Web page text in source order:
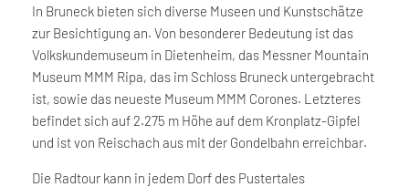
In Bruneck bieten sich diverse Museen und Kunstschätze
zur Besichtigung an. Von besonderer Bedeutung ist das
Volkskundemuseum in Dietenheim, das Messner Mountain
Museum MMM Ripa, das im Schloss Bruneck untergebracht
ist, sowie das neueste Museum MMM Corones. Letzteres
befindet sich auf 2.275 m Höhe auf dem Kronplatz-Gipfel
und ist von Reischach aus mit der Gondelbahn erreichbar.
Die Radtour kann in jedem Dorf des Pustertales